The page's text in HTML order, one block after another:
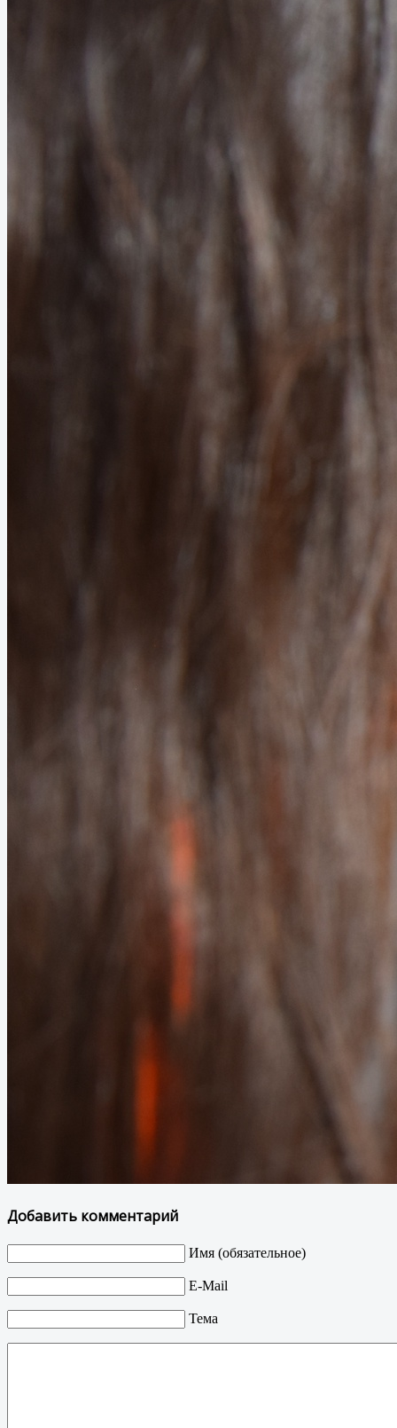
Добавить комментарий
Имя (обязательное)
E-Mail
Тема